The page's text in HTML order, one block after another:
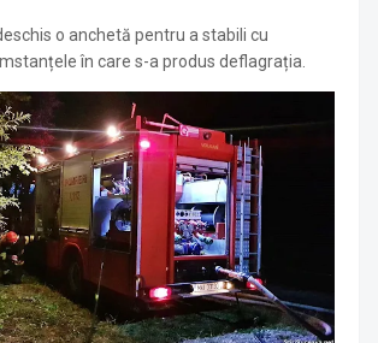
o anchetă pentru a stabili cu
în care s-a produs deflagrația.